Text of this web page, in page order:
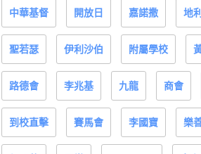
中華基督 開放日 嘉諾撒 地
聖若瑟 伊利沙伯 附屬學校
路德會 李兆基 九龍 商會
到校直擊 賽馬會 李國寶 樂